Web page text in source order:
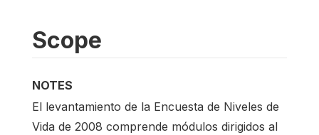
Scope
NOTES
El levantamiento de la Encuesta de Niveles de
Vida de 2008 comprende módulos dirigidos al